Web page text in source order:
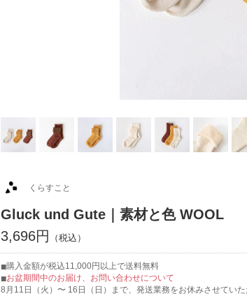
くらすこと
Gluck und Gute｜素材と色 WOOL
3,696円
購入金額が税込11,000円以上で送料無料
お盆期間中のお届け、お問い合わせについて
8月11日（火）〜 16日（日）まで、発送業務をお休みさせていた